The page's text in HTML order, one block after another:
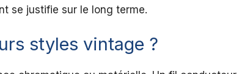
se justifie sur le long terme.
styles vintage ?